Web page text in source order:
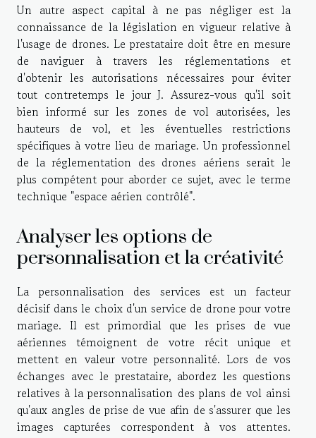
Un autre aspect capital à ne pas négliger est la
connaissance de la législation en vigueur relative à
l'usage de drones. Le prestataire doit être en mesure
de naviguer à travers les réglementations et
d'obtenir les autorisations nécessaires pour éviter
tout contretemps le jour J. Assurez-vous qu'il soit
bien informé sur les zones de vol autorisées, les
hauteurs de vol, et les éventuelles restrictions
spécifiques à votre lieu de mariage. Un professionnel
de la réglementation des drones aériens serait le
plus compétent pour aborder ce sujet, avec le terme
technique "espace aérien contrôlé".
Analyser les options de
personnalisation et la créativité
La personnalisation des services est un facteur
décisif dans le choix d'un service de drone pour votre
mariage. Il est primordial que les prises de vue
aériennes témoignent de votre récit unique et
mettent en valeur votre personnalité. Lors de vos
échanges avec le prestataire, abordez les questions
relatives à la personnalisation des plans de vol ainsi
qu'aux angles de prise de vue afin de s'assurer que les
images capturées correspondent à vos attentes.